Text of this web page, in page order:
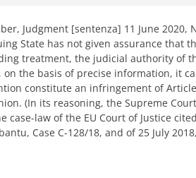
Judgment [sentenza] 11 June 2020,
State has not given assurance that
treatment, the judicial authority of
the basis of precise information, it
constitute an infringement of
(In its reasoning, the Supreme
case-law of the EU Court of Justice
Case C-128/18, and of 25 July